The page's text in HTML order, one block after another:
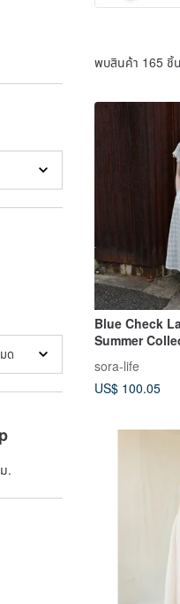
ด
.
พบสินค้า 165 ชิ้
Blue Check
Summer
sora-life
US$ 100.05